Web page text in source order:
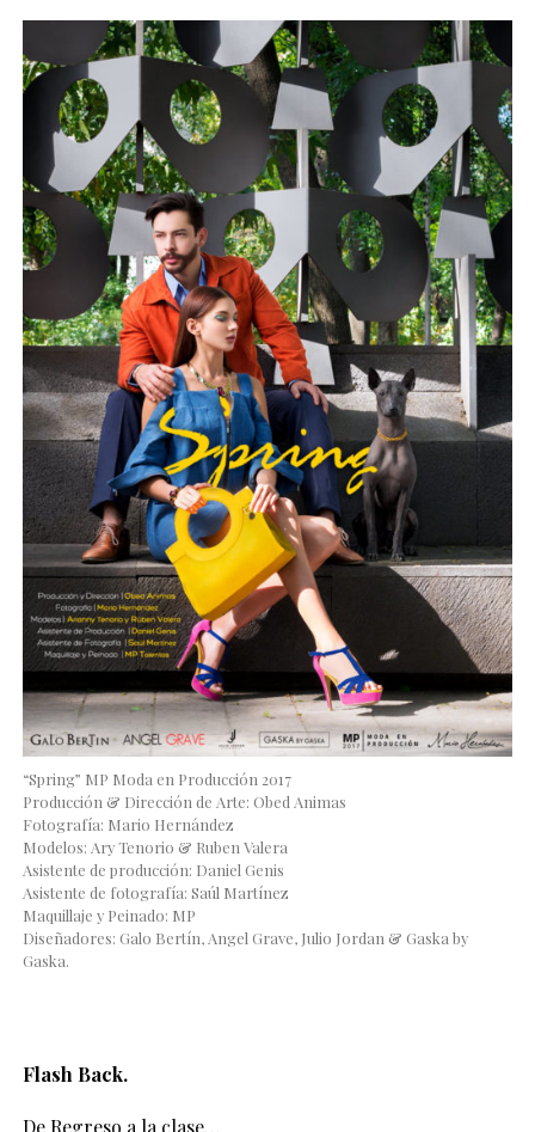
“Spring” MP Moda en Producción 2017
Producción & Dirección de Arte: Obed Animas
Fotografía: Mario Hernández
Modelos: Ary Tenorio & Ruben Valera
Asistente de producción: Daniel Genis
Asistente de fotografía: Saúl Martínez
Maquillaje y Peinado: MP
Diseñadores: Galo Bertín, Angel Grave, Julio Jordan & Gaska by
Gaska.
Flash Back.
De Regreso a la clase…